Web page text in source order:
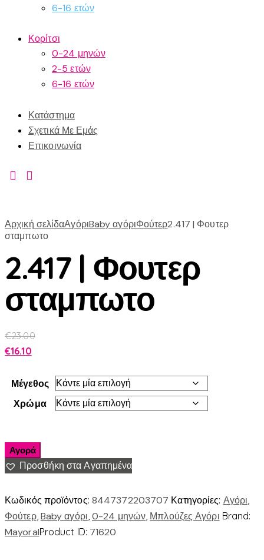
6-16 ετών
Κορίτσι
0-24 μηνών
2-5 ετών
6-16 ετών
Κατάστημα
Σχετικά Με Εμάς
Επικοινωνία
Αρχική σελίδαΑγόριBaby αγόριΦούτερ2.417 | Φουτερ
σταμπωτο
2.417 | Φουτερ
σταμπωτο
€23.00
€16.10
Μέγεθος
Χρώμα
Αγορά
Προσθήκη στα Αγαπημένα
Κωδικός προϊόντος: 8447372203707 Κατηγορίες: Αγόρι,
Φούτερ, Baby αγόρι,0-24 μηνών, Μπλούζες Αγόρι Brand:
MayoralProduct ID: 71620